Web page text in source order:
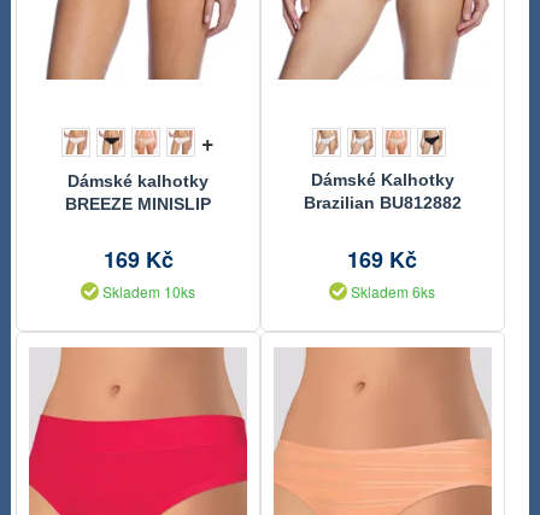
+
Dámské kalhotky
BREEZE MINISLIP
169 Kč
Skladem 10ks
Dámské Kalhotky
Brazilian BU812882
169 Kč
Skladem 6ks